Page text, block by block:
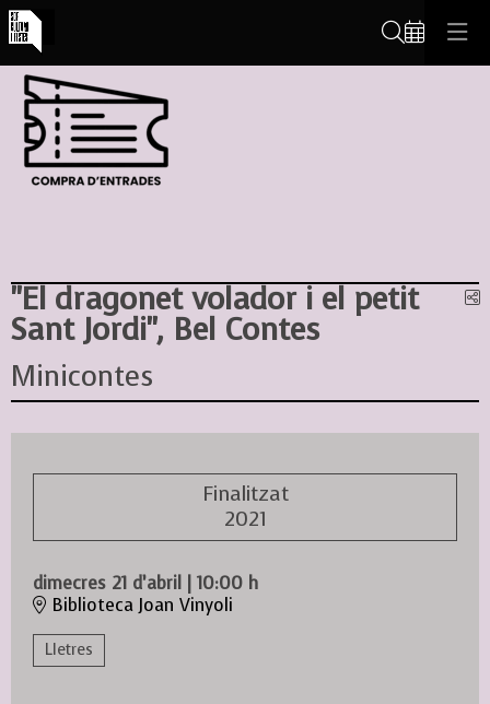
"El dragonet volador i el petit
Sant Jordi", Bel Contes
Minicontes
Finalitzat
2021
dimecres 21 d’abril | 10:00 h
Biblioteca Joan Vinyoli
Lletres